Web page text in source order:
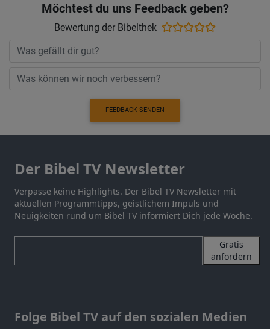
Möchtest du uns Feedback geben?
Bewertung der Bibelthek
FEEDBACK SENDEN
Der Bibel TV Newsletter
Verpasse keine Highlights. Der Bibel TV Newsletter mit
aktuellen Programmtipps, geistlichem Impuls und
Neuigkeiten rund um Bibel TV informiert Dich jede Woche.
Gratis
anfordern
Folge Bibel TV auf den sozialen Medien